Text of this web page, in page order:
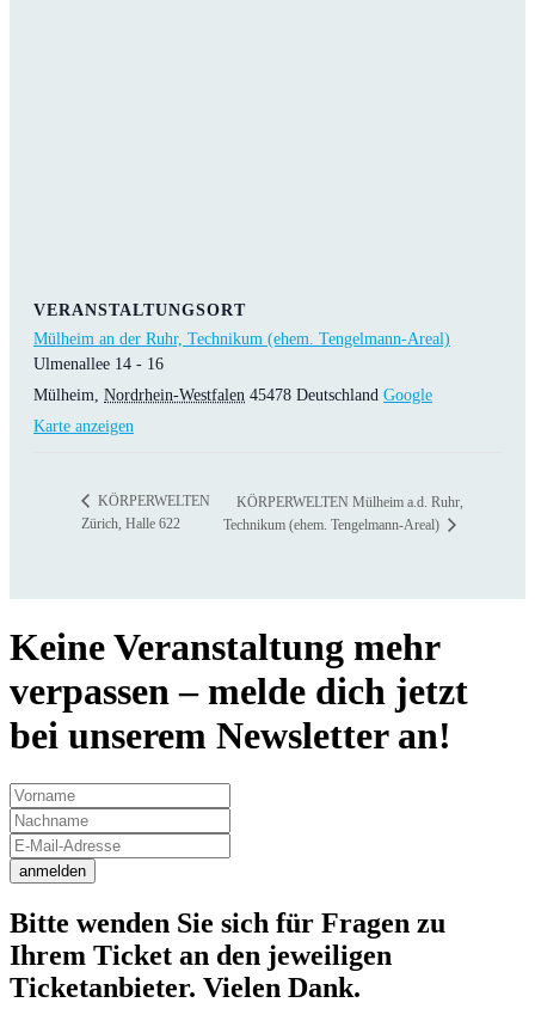
VERANSTALTUNGSORT
Mülheim an der Ruhr, Technikum (ehem. Tengelmann-Areal)
Ulmenallee 14 - 16
Mülheim, Nordrhein-Westfalen 45478 Deutschland Google
Karte anzeigen
KÖRPERWELTEN
Zürich, Halle 622
KÖRPERWELTEN Mülheim a.d. Ruhr,
Technikum (ehem. Tengelmann-Areal)
Keine Veranstaltung mehr
verpassen – melde dich jetzt
bei unserem Newsletter an!
anmelden
Bitte wenden Sie sich für Fragen zu
Ihrem Ticket an den jeweiligen
Ticketanbieter. Vielen Dank.